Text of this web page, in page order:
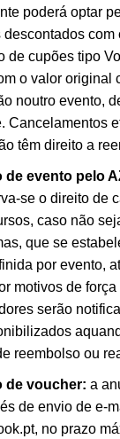
poderá optar
descontados com
de cupões tipo
o valor original
noutro evento,
Cancelamentos
têm direito a
de evento pelo
se o direito de
caso não
que se
por evento,
motivos de
serão
reembolso ou
de voucher: a
de envio de e-
, no prazo